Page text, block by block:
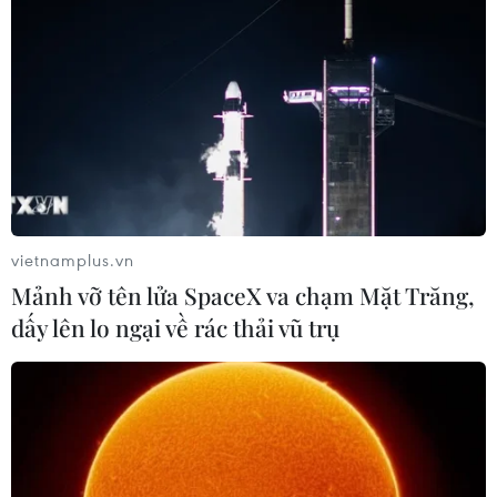
Cách các sân bay Mỹ rút
ngắn thời gian làm thủ tục
Trung Quốc: Cảnh sát
Hong Kong, Macau triệt
phá vụ lừa đảo đầu tư Fun
Afghanistan đối mặt khủng
Italy nâng báo động đỏ
vietnamplus.vn
Mảnh vỡ tên lửa SpaceX va chạm Mặt Trăng,
dấy lên lo ngại về rác thải vũ trụ